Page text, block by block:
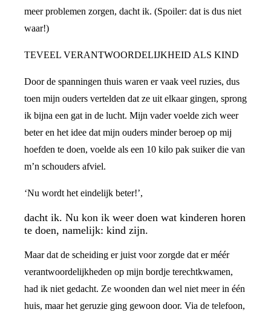
meer problemen zorgen, dacht ik. (Spoiler: dat is dus niet
waar!)
TEVEEL VERANTWOORDELIJKHEID ALS KIND
Door de spanningen thuis waren er vaak veel ruzies, dus
toen mijn ouders vertelden dat ze uit elkaar gingen, sprong
ik bijna een gat in de lucht. Mijn vader voelde zich weer
beter en het idee dat mijn ouders minder beroep op mij
hoefden te doen, voelde als een 10 kilo pak suiker die van
m’n schouders afviel.
‘Nu wordt het eindelijk beter!’,
dacht ik. Nu kon ik weer doen wat kinderen horen
te doen, namelijk: kind zijn.
Maar dat de scheiding er juist voor zorgde dat er méér
verantwoordelijkheden op mijn bordje terechtkwamen,
had ik niet gedacht. Ze woonden dan wel niet meer in één
huis, maar het geruzie ging gewoon door. Via de telefoon,